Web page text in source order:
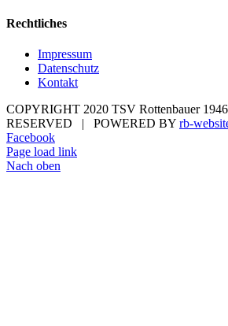
Rechtliches
Impressum
Datenschutz
Kontakt
COPYRIGHT 2020 TSV Rottenbauer
RESERVED | POWERED BY rb-
Facebook
Page load link
Nach oben